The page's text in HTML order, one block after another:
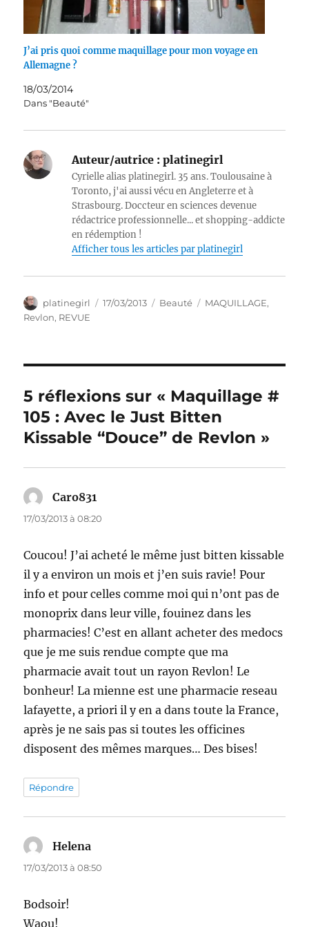
J’ai pris quoi comme maquillage pour mon voyage en
Allemagne ?
18/03/2014
Dans "Beauté"
Auteur/autrice : platinegirl
Cyrielle alias platinegirl. 35 ans. Toulousaine à
Toronto, j'ai aussi vécu en Angleterre et à
Strasbourg. Doccteur en sciences devenue
rédactrice professionnelle... et shopping-addicte
en rédemption !
Afficher tous les articles par platinegirl
Auteur
platinegirl
Publié
17/03/2013 Catégories
Beauté Étiquettes
MAQUILLAGE,
Revlon, REVUE
5 réflexions sur « Maquillage #
105 : Avec le Just Bitten
Kissable “Douce” de Revlon »
Caro831
17/03/2013 à 08:20
Coucou! J’ai acheté le même just bitten kissable
il y a environ un mois et j’en suis ravie! Pour
info et pour celles comme moi qui n’ont pas de
monoprix dans leur ville, fouinez dans les
pharmacies! C’est en allant acheter des medocs
que je me suis rendue compte que ma
pharmacie avait tout un rayon Revlon! Le
bonheur! La mienne est une pharmacie reseau
lafayette, a priori il y en a dans toute la France,
après je ne sais pas si toutes les officines
disposent des mêmes marques… Des bises!
Répondre
Helena
17/03/2013 à 08:50
Bodsoir!
Waou!